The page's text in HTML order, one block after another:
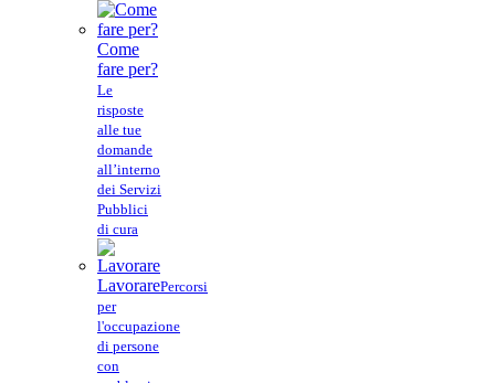
Come
fare per?
Le
risposte
alle tue
domande
all’interno
dei Servizi
Pubblici
di cura
LavorarePercorsi
per
l'occupazione
di persone
con